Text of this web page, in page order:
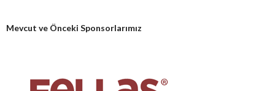
Mevcut ve Önceki Sponsorlarımız